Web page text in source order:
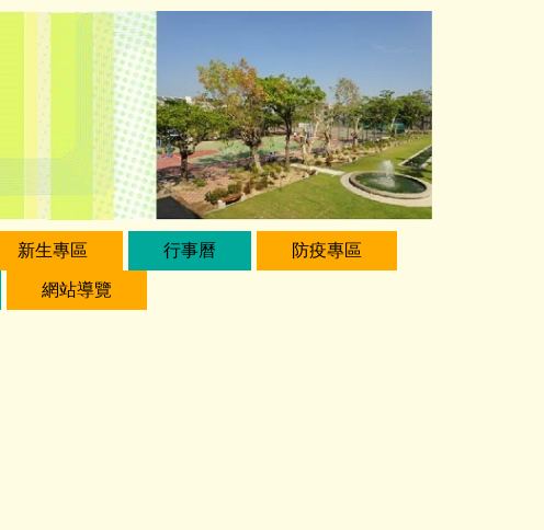
新生專區 行事曆 防疫專區
網站導覽